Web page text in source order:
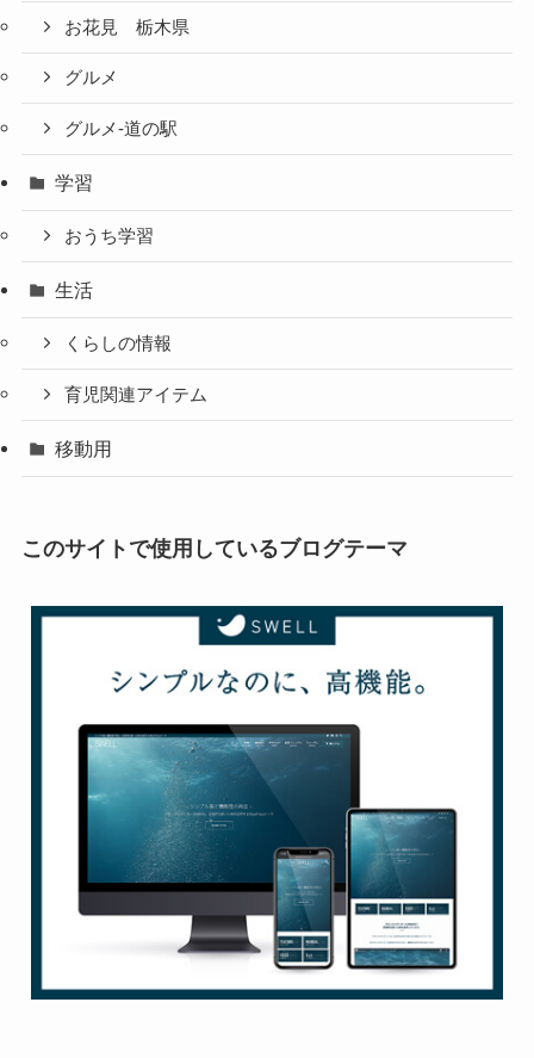
お花見 栃木県
グルメ
グルメ-道の駅
学習
おうち学習
生活
くらしの情報
育児関連アイテム
移動用
このサイトで使用しているブログテーマ